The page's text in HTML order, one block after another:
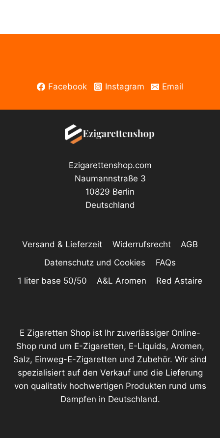
Facebook Instagram Email
Ezigarettenshop.com
Naumannstraße 3
10829 Berlin
Deutschland
Versand & Lieferzeit Widerrufsrecht
AGB
Datenschutz und Cookies
FAQs
1 liter base 50/50
A&L Aromen Red Astaire
E Zigaretten Shop ist Ihr zuverlässiger Online-
Shop rund um E-Zigaretten, E-Liquids, Aromen,
Salz, Einweg-E-Zigaretten und Zubehör. Wir sind
spezialisiert auf den Verkauf und die Lieferung
von qualitativ hochwertigen Produkten rund ums
Dampfen in Deutschland.